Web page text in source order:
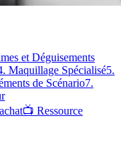
et Déguisements
Maquillage Spécialisé5.
de Scénario7.
📺 Ressource